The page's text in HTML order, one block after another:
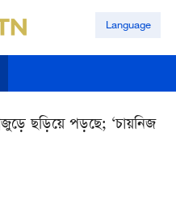
Language
ছড়িয়ে পড়ছে; ‘চায়নিজ